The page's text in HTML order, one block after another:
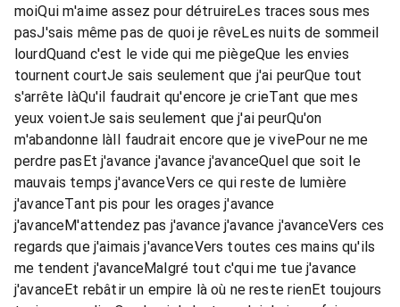
moiQui m'aime assez pour détruireLes traces sous mes
pasJ'sais même pas de quoi je rêveLes nuits de sommeil
lourdQuand c'est le vide qui me piègeQue les envies
tournent courtJe sais seulement que j'ai peurQue tout
s'arrête làQu'il faudrait qu'encore je crieTant que mes
yeux voientJe sais seulement que j'ai peurQu'on
m'abandonne làIl faudrait encore que je vivePour ne me
perdre pasEt j'avance j'avance j'avanceQuel que soit le
mauvais temps j'avanceVers ce qui reste de lumière
j'avanceTant pis pour les orages j'avance
j'avanceM'attendez pas j'avance j'avance j'avanceVers ces
regards que j'aimais j'avanceVers toutes ces mains qu'ils
me tendent j'avanceMalgré tout c'qui me tue j'avance
j'avanceEt rebâtir un empire là où ne reste rienEt toujours